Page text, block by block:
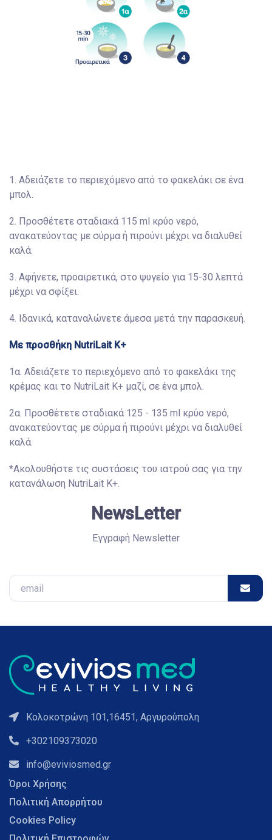
1. Αδειάζετε το περιεχόμενο από το φακελάκι σε ένα
μπολ.
2. Προσθέτετε σταδιακά 115 ml κρύο νερό,
ανακατεύοντας με σύρμα ή πιρούνι μέχρι να διαλυθεί
καλά.
3. Αφήνετε, προαιρετικά, στο ψυγείο για 15-30 λεπτά
μέχρι να σφίξει.
4. Ιδανικά, καταναλώνετε άμεσα μετά την παρασκευή.
Με προσθήκη NutriLait Κ+
1α. Αδειάζετε το περιεχόμενο από το φακελάκι της
κρέμας και το NutriLait Κ+ μαζί, σε ένα μπολ.
2α. Προσθέτετε σταδιακά 125 - 135 ml κρύο νερό,
ανακατεύοντας με σύρμα ή πιρούνι μέχρι να διαλυθεί
καλά.
*Ακολουθήστε τις συστάσεις του ιατρού σας για την
κατανάλωση NutriLait Κ+.
NewsLetter
Εγγραφή Newsletter
Κολοκοτρώνη 101,16451, Αργυρούπολη
+302109373020
info@eviviosmed.gr
Όροι Χρήσης
Πολιτική Απορρήτου
Cookies Policy